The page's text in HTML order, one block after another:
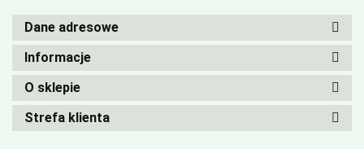
Dane adresowe
Informacje
O sklepie
Strefa klienta